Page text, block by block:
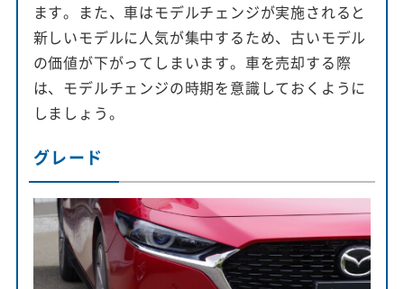
ます。また、車はモデルチェンジが実施されると
新しいモデルに人気が集中するため、古いモデル
の価値が下がってしまいます。車を売却する際
は、モデルチェンジの時期を意識しておくように
しましょう。
グレード